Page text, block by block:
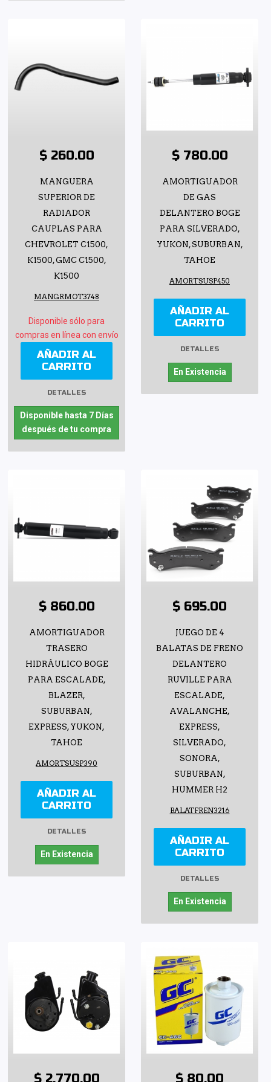
$ 260.00
MANGUERA
SUPERIOR DE
RADIADOR
CAUPLAS PARA
CHEVROLET C1500,
K1500, GMC C1500,
K1500
MANGRMOT3748
Disponible sólo para
compras en línea con envío
AÑADIR AL
CARRITO
DETALLES
Disponible hasta 7 Días
después de tu compra
$ 780.00
AMORTIGUADOR
DE GAS
DELANTERO BOGE
PARA SILVERADO,
YUKON, SUBURBAN,
TAHOE
AMORTSUSP450
AÑADIR AL
CARRITO
DETALLES
En Existencia
$ 860.00
AMORTIGUADOR
TRASERO
HIDRÁULICO BOGE
PARA ESCALADE,
BLAZER,
SUBURBAN,
EXPRESS, YUKON,
TAHOE
AMORTSUSP390
AÑADIR AL
CARRITO
DETALLES
En Existencia
$ 695.00
JUEGO DE 4
BALATAS DE FRENO
DELANTERO
RUVILLE PARA
ESCALADE,
AVALANCHE,
EXPRESS,
SILVERADO,
SONORA,
SUBURBAN,
HUMMER H2
BALATFREN3216
AÑADIR AL
CARRITO
DETALLES
En Existencia
$ 2,770.00 $ 80.00